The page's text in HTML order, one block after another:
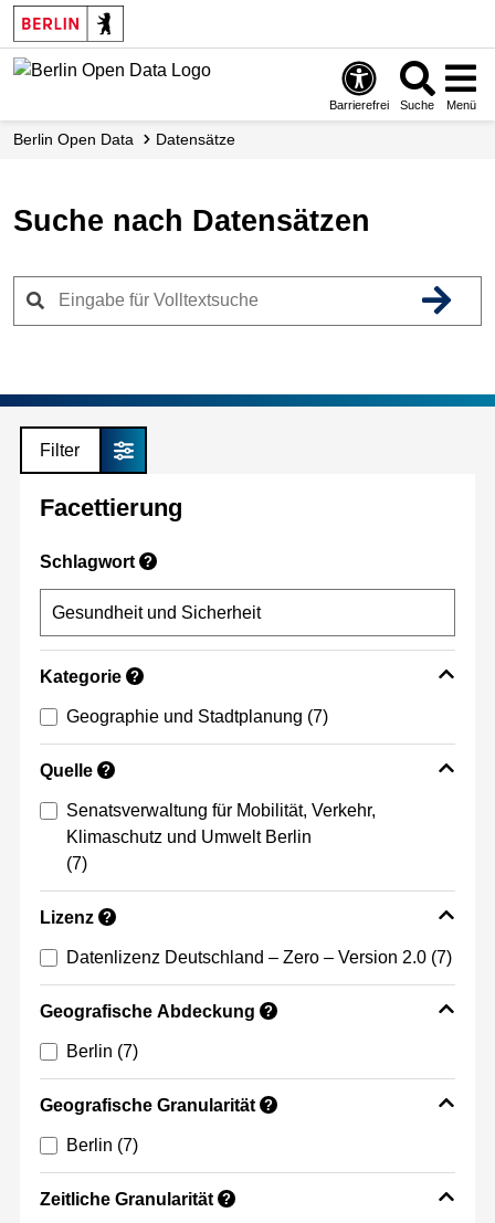
Skip
to
main
Barrierefrei Suche Menü
Berlin Open Data Datensätze
Suche nach Datensätzen
Filter
Facettierung
Schlagwort ?
Kategorie ?
Geographie und Stadtplanung (7)
Quelle ?
Senatsverwaltung für Mobilität, Verkehr,
Klimaschutz und Umwelt Berlin
(7)
Lizenz ?
Datenlizenz Deutschland – Zero – Version 2.0 (7)
Geografische Abdeckung ?
Berlin (7)
Geografische Granularität ?
Berlin (7)
Zeitliche Granularität ?